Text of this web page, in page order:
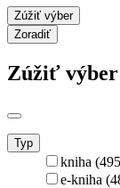
Zúžiť výber
Zoradiť
Zúžiť výber
Typ
kniha
e-kniha